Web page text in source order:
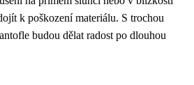
k poškození materiálu. S trochou
budou dělat radost po dlouhou